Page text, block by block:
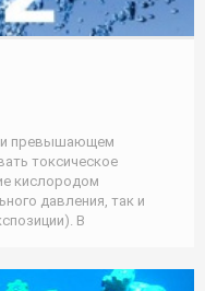
превышающем
токсическое
кислородом
давления, так и
В